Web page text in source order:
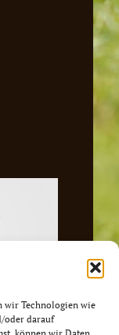
wir Technologien wie
oder darauf